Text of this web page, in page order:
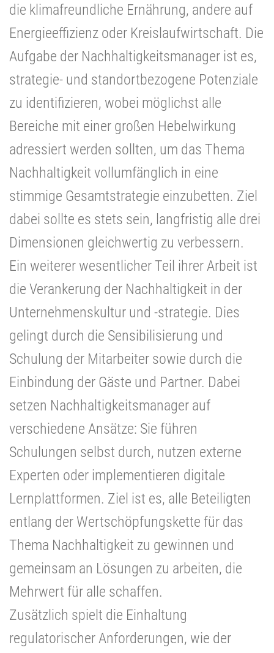
die klimafreundliche Ernährung, andere auf
Energieeffizienz oder Kreislaufwirtschaft. Die
Aufgabe der Nachhaltigkeitsmanager ist es,
strategie- und standortbezogene Potenziale
zu identifizieren, wobei möglichst alle
Bereiche mit einer großen Hebelwirkung
adressiert werden sollten, um das Thema
Nachhaltigkeit vollumfänglich in eine
stimmige Gesamtstrategie einzubetten. Ziel
dabei sollte es stets sein, langfristig alle drei
Dimensionen gleichwertig zu verbessern.
Ein weiterer wesentlicher Teil ihrer Arbeit ist
die Verankerung der Nachhaltigkeit in der
Unternehmenskultur und -strategie. Dies
gelingt durch die Sensibilisierung und
Schulung der Mitarbeiter sowie durch die
Einbindung der Gäste und Partner. Dabei
setzen Nachhaltigkeitsmanager auf
verschiedene Ansätze: Sie führen
Schulungen selbst durch, nutzen externe
Experten oder implementieren digitale
Lernplattformen. Ziel ist es, alle Beteiligten
entlang der Wertschöpfungskette für das
Thema Nachhaltigkeit zu gewinnen und
gemeinsam an Lösungen zu arbeiten, die
Mehrwert für alle schaffen.
Zusätzlich spielt die Einhaltung
regulatorischer Anforderungen, wie der